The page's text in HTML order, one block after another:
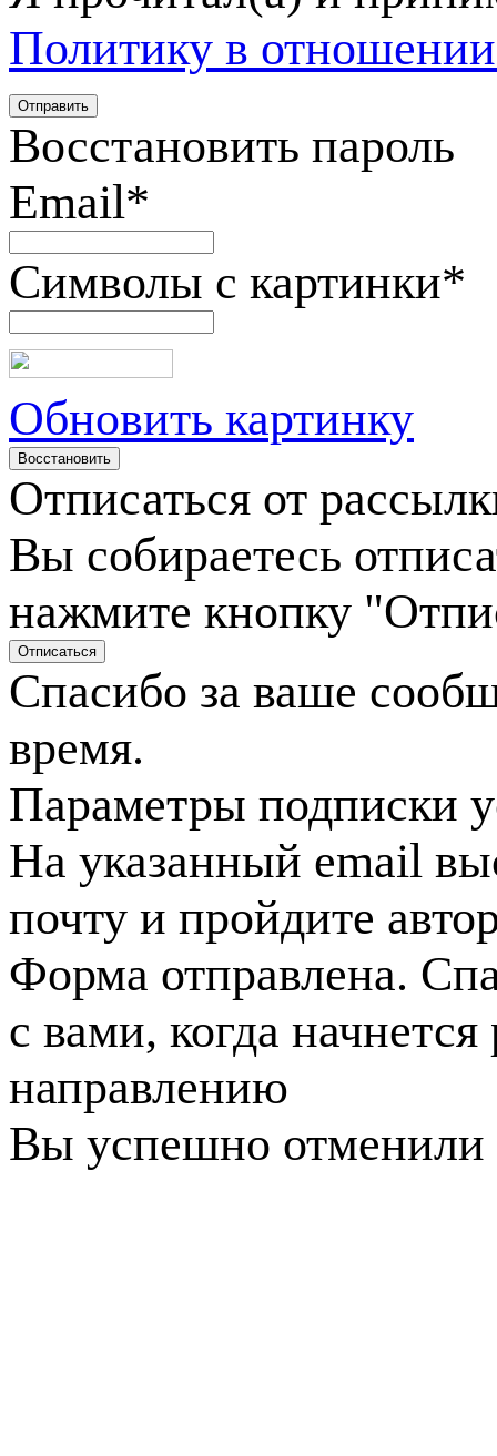
Политику в
Восстановить пароль
Email*
Символы с картинки*
Обновить картинку
Отписаться от
Вы собираетесь
нажмите кнопку
Спасибо за ваше
время.
Параметры подписки
На указанный email
почту и пройдите
Форма отправлена.
с вами, когда
направлению
Вы успешно отменили